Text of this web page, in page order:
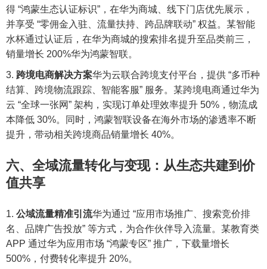
得 “鸿蒙生态认证标识”，在华为商城、线下门店优先展示，
并享受 “零佣金入驻、流量扶持、跨品牌联动” 权益。某智能
水杯通过认证后，在华为商城的搜索排名提升至品类前三，
销量增长 200%华为鸿蒙智联。
跨境电商解决方案华为云联合跨境支付平台，提供 “多币种
结算、跨境物流跟踪、智能客服” 服务。某跨境电商通过华为
云 “全球一张网” 架构，实现订单处理效率提升 50%，物流成
本降低 30%。同时，鸿蒙智联设备在海外市场的渗透率不断
提升，带动相关跨境商品销量增长 40%。
六、全域流量转化与变现：从生态共建到价
值共享
公域流量精准引流华为通过 “应用市场推广、搜索竞价排
名、品牌广告投放” 等方式，为合作伙伴导入流量。某教育类
APP 通过华为应用市场 “鸿蒙专区” 推广，下载量增长
500%，付费转化率提升 20%。